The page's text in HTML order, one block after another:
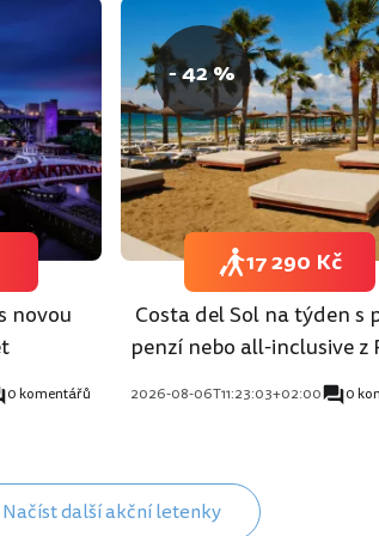
novou
0 komentářů
- 42 %
Costa del Sol na týden s
penzí nebo all-inclusive z
2026-08-06T11:23:03+02:00 0
17 290 Kč
Načíst další akční letenky